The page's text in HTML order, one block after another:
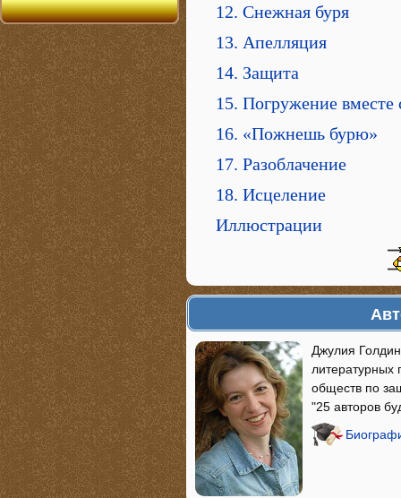
12. Снежная буря
13. Апелляция
14. Защита
15. Погружение вместе
16. «Пожнешь бурю»
17. Разоблачение
18. Исцеление
Иллюстрации
Джулия
литературных
обществ по
"25 авторов